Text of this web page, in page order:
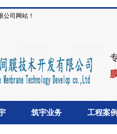
公司网站！
筑宇业务 工程案